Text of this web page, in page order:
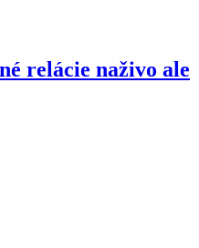
relácie naživo ale